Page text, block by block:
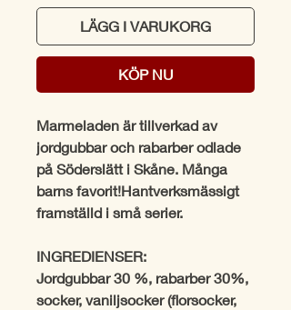
LÄGG I VARUKORG
KÖP NU
Marmeladen är tillverkad av
jordgubbar och rabarber odlade
på Söderslätt i Skåne. Många
barns favorit!Hantverksmässigt
framställd i små serier.
INGREDIENSER:
Jordgubbar 30 %, rabarber 30%,
socker, vaniljsocker (florsocker,